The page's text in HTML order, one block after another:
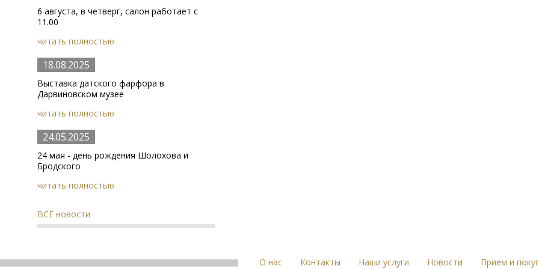
6 августа, в четверг, салон работает с
11.00
читать полностью
18.08.2025
Выставка датского фарфора в
Дарвиновском музее
читать полностью
24.05.2025
24 мая - день рождения Шолохова и
Бродского
читать полностью
ВСЕ новости
О нас Контакты Наши услуги Новости Прием и